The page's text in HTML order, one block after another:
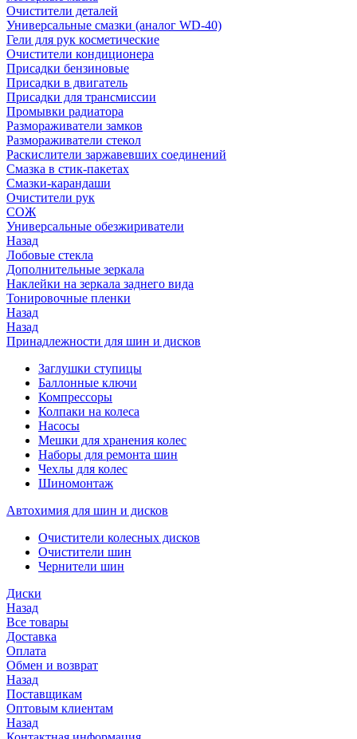
Очистители деталей
Универсальные смазки (аналог WD-40)
Гели для рук косметические
Очистители кондиционера
Присадки бензиновые
Присадки в двигатель
Присадки для трансмиссии
Промывки радиатора
Размораживатели замков
Размораживатели стекол
Раскислители заржавевших соединений
Смазка в стик-пакетах
Смазки-карандаши
Очистители рук
СОЖ
Универсальные обезжириватели
Назад
Лобовые стекла
Дополнительные зеркала
Наклейки на зеркала заднего вида
Тонировочные пленки
Назад
Назад
Принадлежности для шин и дисков
Заглушки ступицы
Баллонные ключи
Компрессоры
Колпаки на колеса
Насосы
Мешки для хранения колес
Наборы для ремонта шин
Чехлы для колес
Шиномонтаж
Автохимия для шин и дисков
Очистители колесных дисков
Очистители шин
Чернители шин
Диски
Назад
Все товары
Доставка
Оплата
Обмен и возврат
Назад
Поставщикам
Оптовым клиентам
Назад